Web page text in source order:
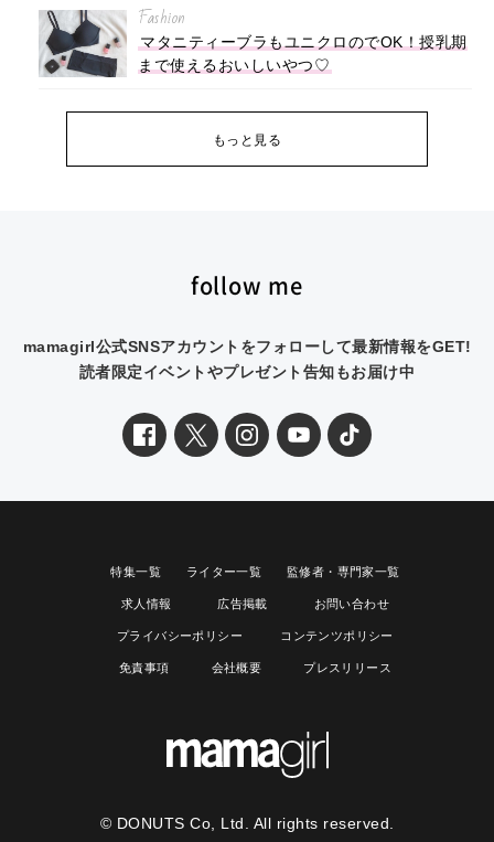
Fashion
マタニティーブラもユニクロのでOK！授乳期
まで使えるおいしいやつ♡
もっと見る
follow me
mamagirl公式SNSアカウントをフォローして最新情報をGET!
読者限定イベントやプレゼント告知もお届け中
特集一覧 ライター一覧 監修者・専門家一覧
求人情報 広告掲載 お問い合わせ
プライバシーポリシー コンテンツポリシー
免責事項 会社概要 プレスリリース
© DONUTS Co, Ltd. All rights reserved.